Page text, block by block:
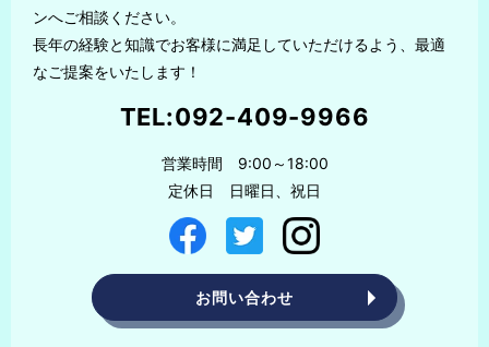
ンへご相談ください。
長年の経験と知識でお客様に満足していただけるよう、最適
なご提案をいたします！
TEL:092-409-9966
営業時間 9:00～18:00
定休日 日曜日、祝日
お問い合わせ